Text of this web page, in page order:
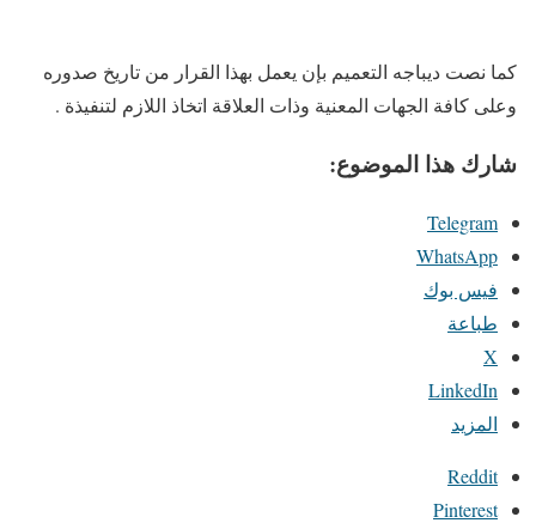
كما نصت ديباجه التعميم بإن يعمل بهذا القرار من تاريخ صدوره
وعلى كافة الجهات المعنية وذات العلاقة اتخاذ اللازم لتنفيذة .
شارك هذا الموضوع:
Telegram
WhatsApp
فيس بوك
طباعة
X
LinkedIn
المزيد
Reddit
Pinterest